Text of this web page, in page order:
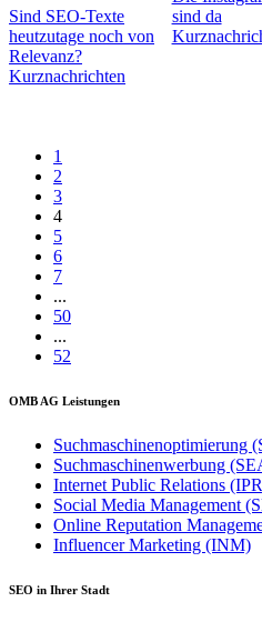
Sind SEO-Texte
heutzutage noch von
Relevanz?
Kurznachrichten
sind da
1
2
3
4
5
6
7
...
50
...
52
OMB AG Leistungen
Suchmaschinenoptimierung
Suchmaschinenwerbung
Internet Public Relations
Social Media Management
Online Reputation
Influencer Marketing (INM)
SEO in Ihrer Stadt